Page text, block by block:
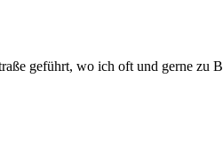
geführt, wo ich oft und gerne zu